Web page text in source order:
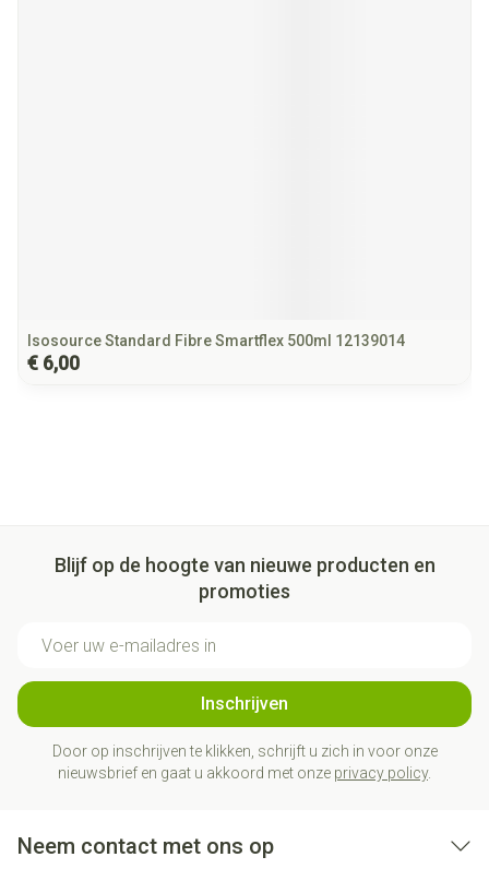
Isosource Standard Fibre Smartflex 500ml 12139014
€ 6,00
Blijf op de hoogte van nieuwe producten en
promoties
Inschrijven
Door op inschrijven te klikken, schrijft u zich in voor onze
nieuwsbrief en gaat u akkoord met onze privacy policy.
Neem contact met ons op